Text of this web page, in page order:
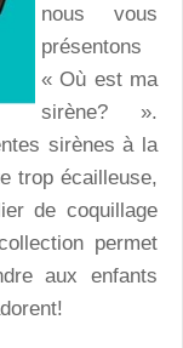
nous vous
présentons
« Où est ma
sirène? ».
sirènes à la
trop écailleuse,
de coquillage
permet
aux enfants